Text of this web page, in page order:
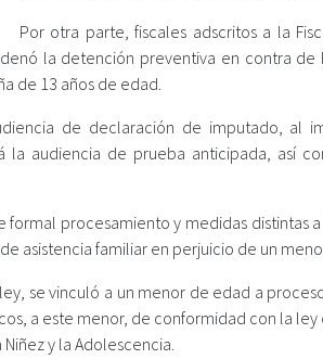
Por otra parte, fiscales adscritos a la
la detención preventiva en contra de
de 13 años de edad.
de declaración de imputado, al
audiencia de prueba anticipada, así
procesamiento y medidas distintas
asistencia familiar en perjuicio de un
se vinculó a un menor de edad a
a este menor, de conformidad con la ley
y la Adolescencia.